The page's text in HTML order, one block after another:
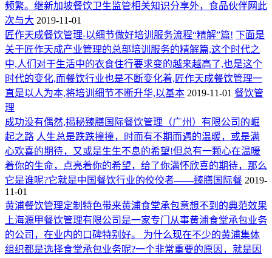
频繁。继新加坡餐饮卫生监管相关知识分享外，食品伙伴网此
次与大 2019-11-01
匠作天成餐饮管理-以细节做好培训服务流程“精解”篇! 下面是
关于匠作天成产业管理的总部培训服务的精解篇,这个时代之
中,人们对于生活中的衣食住行要求变的越来越高了,也是这个
时代的变化,而餐饮行业也是不断变化着,匠作天成餐饮管理一
直是以人为本,将培训细节不断升华,以基本 2019-11-01 餐饮管
理
成功没有偶然,揭秘臻膳国际餐饮管理（广州）有限公司的崛
起之路 人生总是跌跌撞撞，时而有不期而遇的温暖，或是满
心欢喜的期待，又或是生生不息的希望!但总有一颗心在温暖
着你的生命，点亮着你的希望，给了你满怀欣喜的期待，那么
它是谁呢?它就是中国餐饮行业的佼佼者——臻膳国际餐 2019-
11-01
黄浦餐饮管理定制特色带来黄浦食堂承包意想不到的典范效果
上海源甲餐饮管理有限公司是一家专门从事黄浦食堂承包业务
的公司，在业内的口碑特别好。 为什么现在不少的黄浦集体
组织都是选择食堂承包业务呢?一个非常重要的原因，就是因